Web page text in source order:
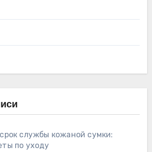
службы кожаной сумки:
по уходу